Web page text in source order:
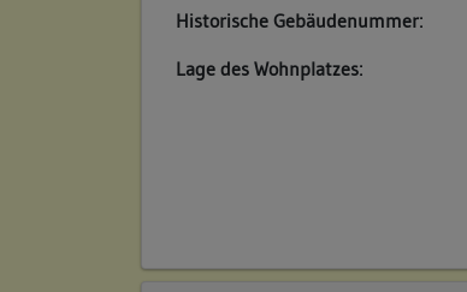
Historische Gebäudenummer:
Lage des Wohnplatzes: